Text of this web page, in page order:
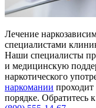
Лечение
специалистами
Наши специалисты
и медицинскую
наркотического
наркомании
порядке. Обратитесь